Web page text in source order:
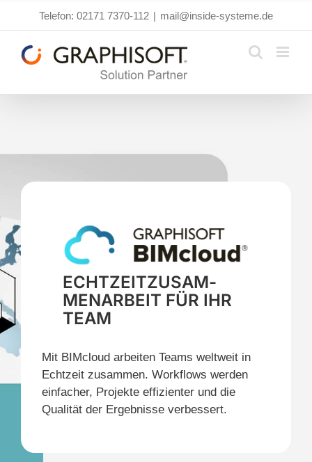
springen
Telefon: 02171 7370-112 | mail@inside-systeme.de
ECHT­ZEIT­ZU­SAM­
MEN­AR­BEIT FÜR IHR
TEAM
Mit BIMcloud arbeiten Teams weltweit in
Echtzeit zusammen. Workflows werden
einfacher, Projekte effizienter und die
Qualität der Ergebnisse verbessert.